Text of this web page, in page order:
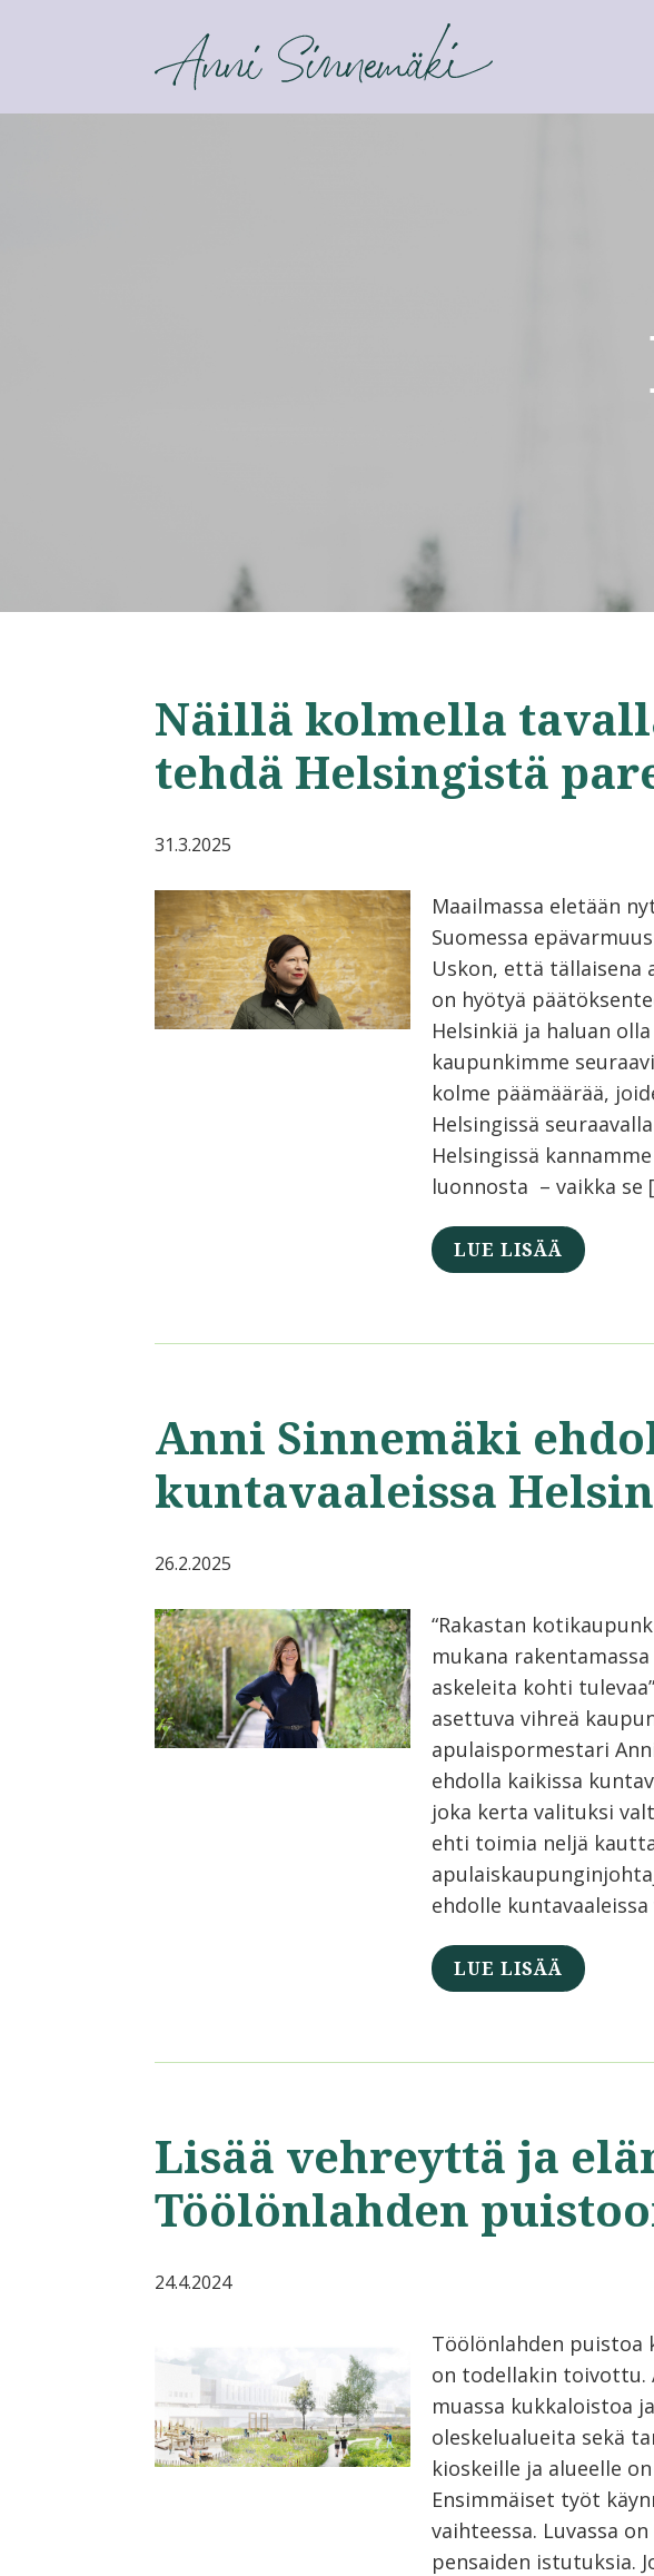
ANNI SINNEMÄKI
Näillä kolmella
tehdä Helsingistä
31.3.2025
Maailmassa eletään
Suomessa
Uskon, että tällaisena
on hyötyä
Helsinkiä ja haluan
kaupunkimme
kolme päämäärää,
Helsingissä
Helsingissä
luonnosta – vaikka se
LUE LISÄÄ
Anni Sinnemäki
kuntavaaleissa
26.2.2025
“Rakastan
mukana
askeleita kohti
asettuva vihreä
apulaispormestari
ehdolla kaikissa
joka kerta valituksi
ehti toimia neljä
ehdolle
LUE LISÄÄ
Lisää vehreyttä ja
Töölönlahden
24.4.2024
Töölönlahden puistoa
on todellakin toivottu.
muassa kukkaloistoa
oleskelualueita sekä
kioskeille ja alueelle
Ensimmäiset työt
vaihteessa. Luvassa
pensaiden istutuksia.